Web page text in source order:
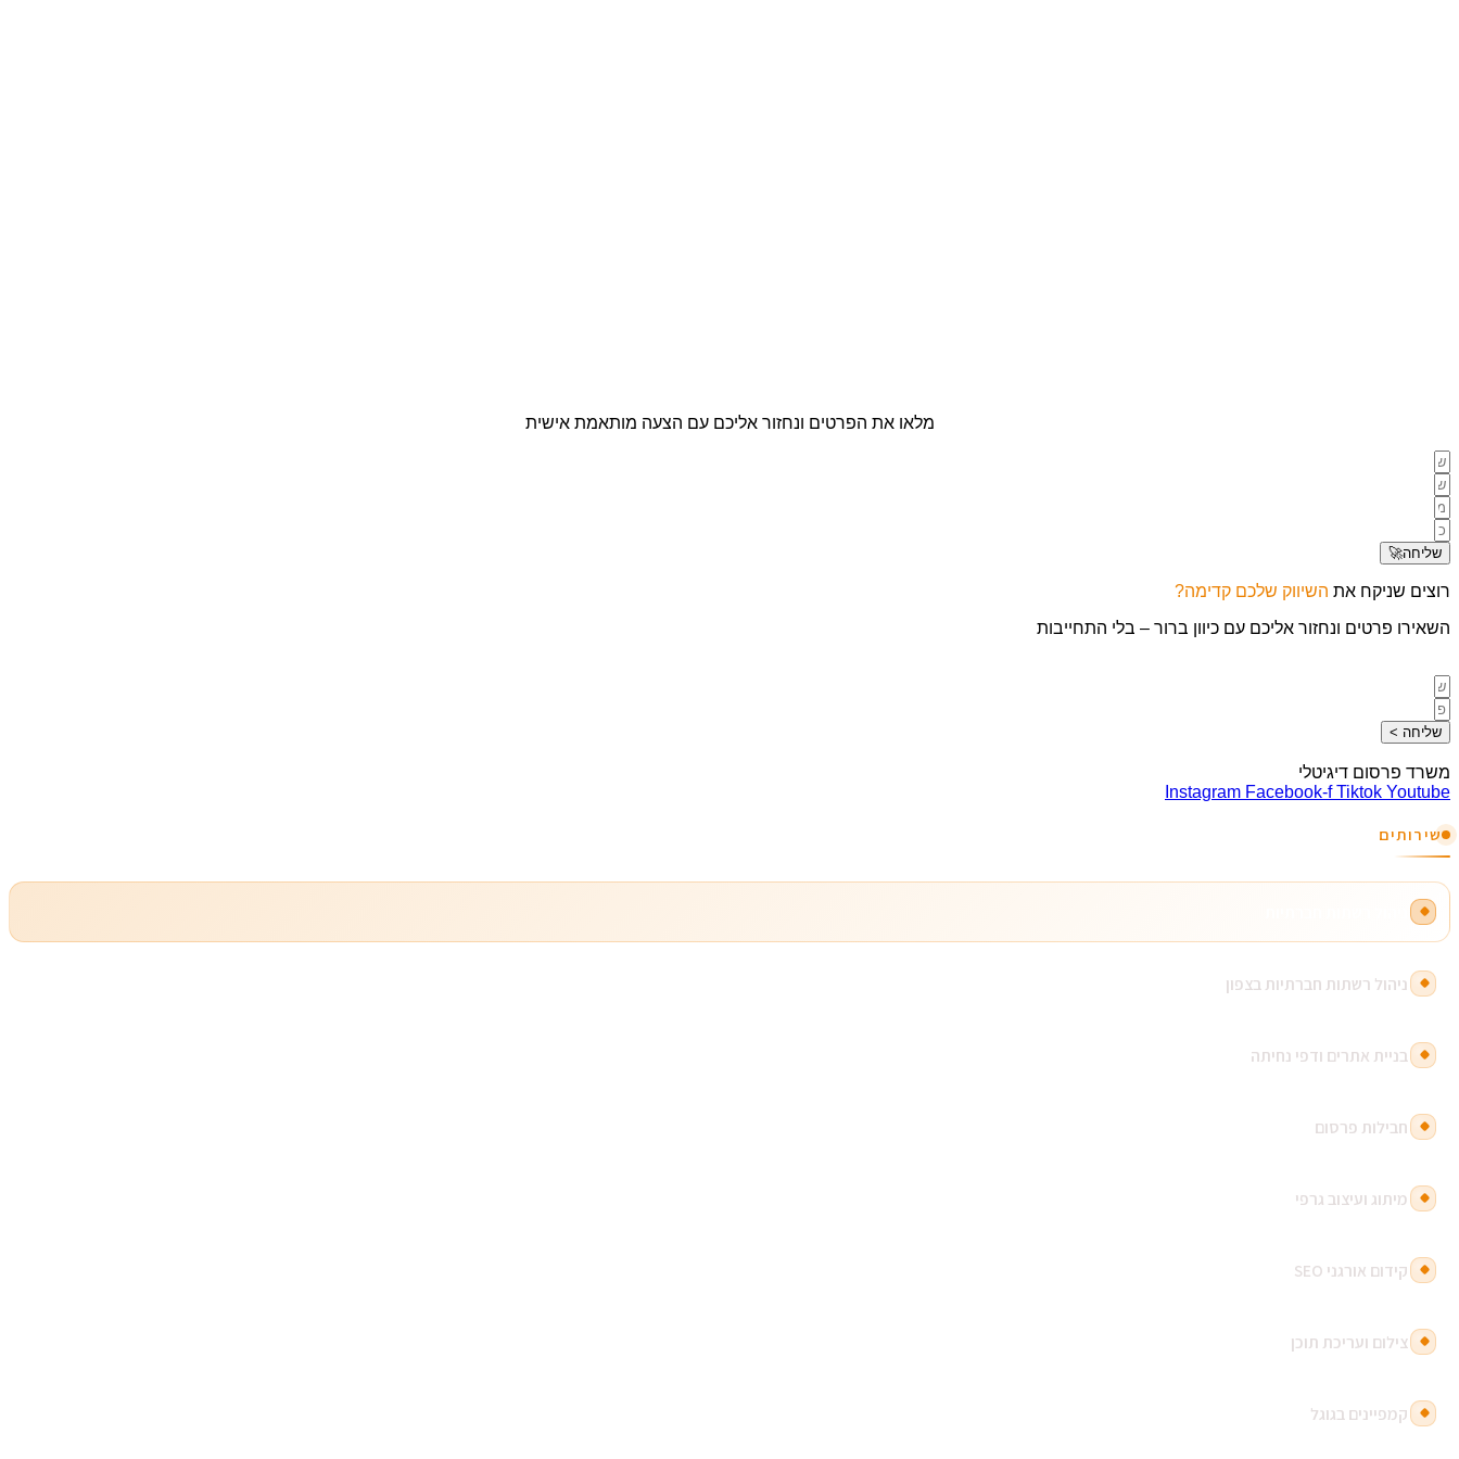
מלאו את הפרטים ונחזור אליכם עם הצעה מותאמת אישית
שליחה🚀
רוצים שניקח את השיווק שלכם קדימה?
השאירו פרטים ונחזור אליכם עם כיוון ברור – בלי התחייבות
שליחה >
משרד פרסום דיגיטלי
Instagram Facebook-f Tiktok Youtube
שירותים
ניהול רשתות חברתיות בצפון
בניית אתרים ודפי נחיתה
חבילות פרסום
מיתוג ועיצוב גרפי
קידום אורגני SEO
צילום ועריכת תוכן
קמפיינים בגוגל